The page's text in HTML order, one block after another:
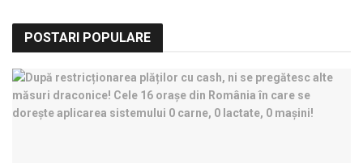
POSTARI POPULARE